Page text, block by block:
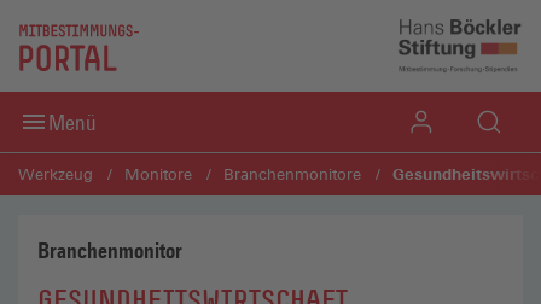
Direkt zum Inhaltsbereich
Direkt zum Fußbereich
Menü
Werkzeug Monitore Branchenmonitore
Branchenmonitor